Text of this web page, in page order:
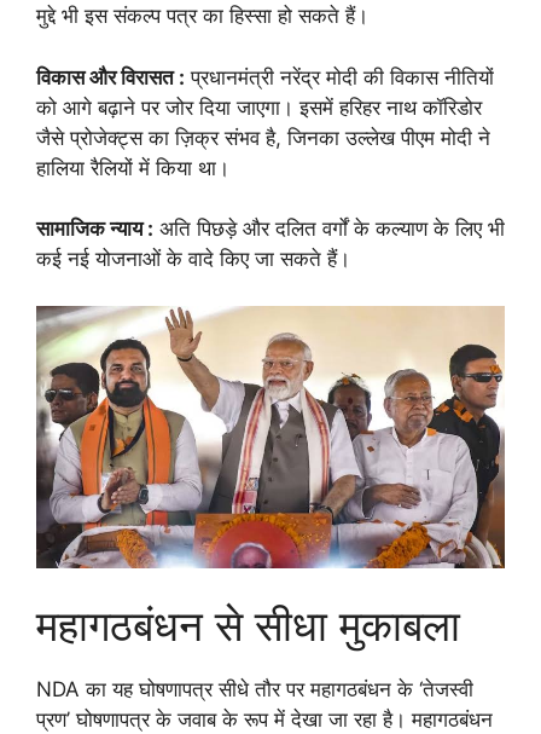
मुद्दे भी इस संकल्प पत्र का हिस्सा हो सकते हैं।
विकास और विरासत : प्रधानमंत्री नरेंद्र मोदी की विकास नीतियों
को आगे बढ़ाने पर जोर दिया जाएगा। इसमें हरिहर नाथ कॉरिडोर
जैसे प्रोजेक्ट्स का ज़िक्र संभव है, जिनका उल्लेख पीएम मोदी ने
हालिया रैलियों में किया था।
सामाजिक न्याय : अति पिछड़े और दलित वर्गों के कल्याण के लिए भी
कई नई योजनाओं के वादे किए जा सकते हैं।
महागठबंधन से सीधा मुकाबला
NDA का यह घोषणापत्र सीधे तौर पर महागठबंधन के ‘तेजस्वी
प्रण’ घोषणापत्र के जवाब के रूप में देखा जा रहा है। महागठबंधन